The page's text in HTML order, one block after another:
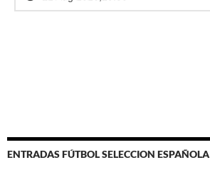
ENTRADAS FÚTBOL SELECCION ESPAÑOLA